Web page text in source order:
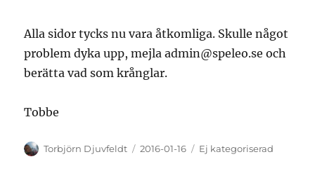
Alla sidor tycks nu vara åtkomliga. Skulle något
problem dyka upp, mejla admin@speleo.se och
berätta vad som krånglar.
Tobbe
Författare
Torbjörn Djuvfeldt
Publicerat
2016-01-16 Kategorier
Ej kategoriserad